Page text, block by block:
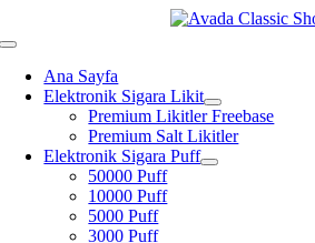
to
Toggle
NavigationAna Sayfa
Elektronik Sigara Likit
Premium Likitler Freebase
Premium Salt Likitler
Elektronik Sigara Puff
50000 Puff
10000 Puff
5000 Puff
3000 Puff